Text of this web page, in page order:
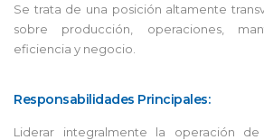
Se trata de una posición altamente
sobre producción, operaciones,
eficiencia y negocio.
Responsabilidades Principales:
Liderar integralmente la operación